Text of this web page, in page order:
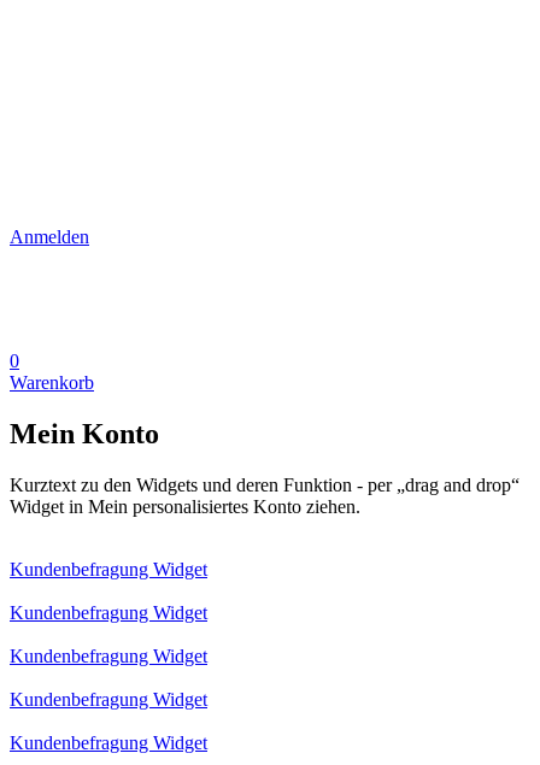
Anmelden
0
Warenkorb
Mein Konto
Kurztext zu den Widgets und deren Funktion - per „drag and drop“
Widget in Mein personalisiertes Konto ziehen.
Kundenbefragung Widget
Kundenbefragung Widget
Kundenbefragung Widget
Kundenbefragung Widget
Kundenbefragung Widget